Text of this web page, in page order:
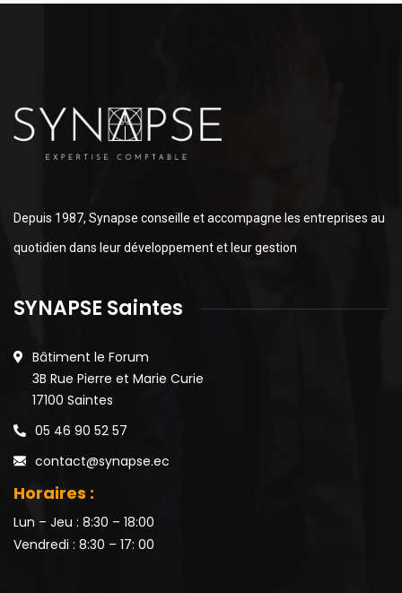
Depuis 1987, Synapse conseille et accompagne les entreprises au
quotidien dans leur développement et leur gestion
SYNAPSE Saintes
Bâtiment le Forum
3B Rue Pierre et Marie Curie
17100 Saintes
05 46 90 52 57
contact@synapse.ec
Horaires :
Lun – Jeu : 8:30 – 18:00
Vendredi : 8:30 – 17: 00